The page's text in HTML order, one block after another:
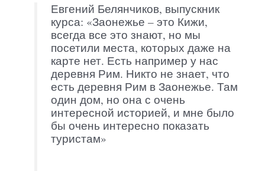
Евгений Белянчиков, выпускник
курса: «Заонежье – это Кижи,
всегда все это знают, но мы
посетили места, которых даже на
карте нет. Есть например у нас
деревня Рим. Никто не знает, что
есть деревня Рим в Заонежье. Там
один дом, но она с очень
интересной историей, и мне было
бы очень интересно показать
туристам»